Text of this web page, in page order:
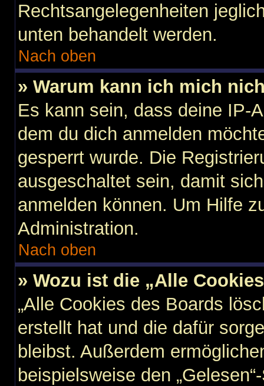
Rechtsangelegenheiten
unten behandelt werden.
Nach oben
» Warum kann ich mich
Es kann sein, dass deine IP-
dem du dich anmelden
gesperrt wurde. Die
ausgeschaltet sein, damit
anmelden können. Um Hilfe
Administration.
Nach oben
» Wozu ist die „Alle
„Alle Cookies des Boards
erstellt hat und die dafür
bleibst. Außerdem
beispielsweise den